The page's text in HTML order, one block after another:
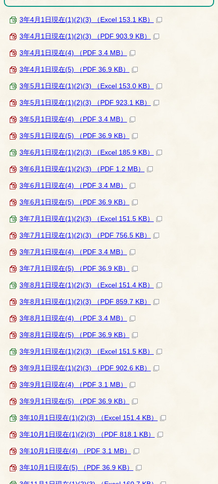
3年4月1日現在(1)(2)(3) （Excel 153.1 KB）
3年4月1日現在(1)(2)(3) （PDF 903.9 KB）
3年4月1日現在(4) （PDF 3.4 MB）
3年4月1日現在(5) （PDF 36.9 KB）
3年5月1日現在(1)(2)(3) （Excel 153.0 KB）
3年5月1日現在(1)(2)(3) （PDF 923.1 KB）
3年5月1日現在(4) （PDF 3.4 MB）
3年5月1日現在(5) （PDF 36.9 KB）
3年6月1日現在(1)(2)(3) （Excel 185.9 KB）
3年6月1日現在(1)(2)(3) （PDF 1.2 MB）
3年6月1日現在(4) （PDF 3.4 MB）
3年6月1日現在(5) （PDF 36.9 KB）
3年7月1日現在(1)(2)(3) （Excel 151.5 KB）
3年7月1日現在(1)(2)(3) （PDF 756.5 KB）
3年7月1日現在(4) （PDF 3.4 MB）
3年7月1日現在(5) （PDF 36.9 KB）
3年8月1日現在(1)(2)(3) （Excel 151.4 KB）
3年8月1日現在(1)(2)(3) （PDF 859.7 KB）
3年8月1日現在(4) （PDF 3.4 MB）
3年8月1日現在(5) （PDF 36.9 KB）
3年9月1日現在(1)(2)(3) （Excel 151.5 KB）
3年9月1日現在(1)(2)(3) （PDF 902.6 KB）
3年9月1日現在(4) （PDF 3.1 MB）
3年9月1日現在(5) （PDF 36.9 KB）
3年10月1日現在(1)(2)(3) （Excel 151.4 KB）
3年10月1日現在(1)(2)(3) （PDF 818.1 KB）
3年10月1日現在(4) （PDF 3.1 MB）
3年10月1日現在(5) （PDF 36.9 KB）